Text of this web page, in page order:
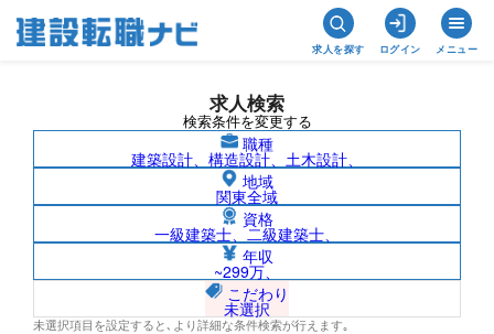
求人を探す ログイン メニュー
求人検索
検索条件を変更する
職種
建築設計、構造設計、土木設計、
地域
関東全域
資格
一級建築士、二級建築士、
年収
~299万、
こだわり
未選択
未選択項目を設定すると､より詳細な条件検索が行えます｡
マンションフロント/群馬県の求人検索結
果一覧